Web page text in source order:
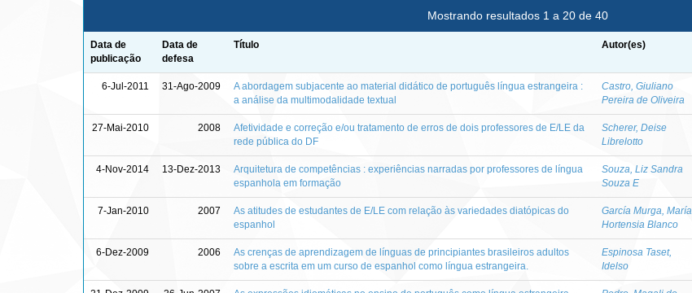
Mostrando resultados 1 a 20 de 40
Data de
publicação
Data de
defesa
Título Autor(es)
6-Jul-2011 31-Ago-2009
A abordagem subjacente ao material didático de português língua estrangeira :
a análise da multimodalidade textual
Castro, Giuliano
Pereira de Oliveira
27-Mai-2010 2008
Afetividade e correção e/ou tratamento de erros de dois professores de E/LE da
rede pública do DF
Scherer, Deise
Librelotto
4-Nov-2014 13-Dez-2013
Arquitetura de competências : experiências narradas por professores de língua
espanhola em formação
Souza, Liz Sandra
Souza E
7-Jan-2010 2007
As atitudes de estudantes de E/LE com relação às variedades diatópicas do
espanhol
García Murga, María
Hortensia Blanco
6-Dez-2009 2006
As crenças de aprendizagem de línguas de principiantes brasileiros adultos
sobre a escrita em um curso de espanhol como língua estrangeira.
Espinosa Taset,
Idelso